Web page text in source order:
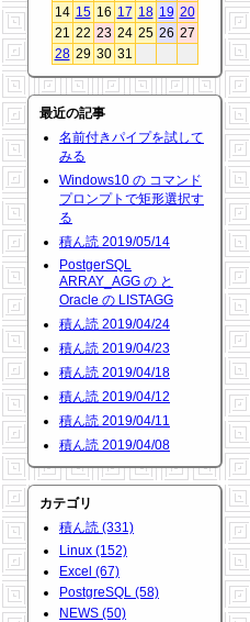
14 15 16 17 18 19 20
21 22 23 24 25 26 27
28 29 30 31
最近の記事
名前付きパイプを試して
みる
Windows10 の コマンド
プロンプトで矩形選択す
る
積ん読 2019/05/14
PostgerSQL
ARRAY_AGG の と
Oracle の LISTAGG
積ん読 2019/04/24
積ん読 2019/04/23
積ん読 2019/04/18
積ん読 2019/04/12
積ん読 2019/04/11
積ん読 2019/04/08
カテゴリ
積ん読 (331)
Linux (152)
Excel (67)
PostgreSQL (58)
NEWS (50)